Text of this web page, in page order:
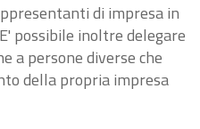
di impresa in
possibile inoltre delegare
a persone diverse che
della propria impresa